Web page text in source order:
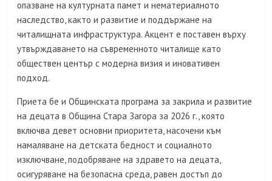
опазване на културната памет и нематериалното
наследство, както и развитие и поддържане на
читалищната инфраструктура. Акцент е поставен върху
утвърждаването на съвременното читалище като
обществен център с модерна визия и иновативен
подход.
Приета бе и Общинската програма за закрила и развитие
на децата в Община Стара Загора за 2026 г., която
включва девет основни приоритета, насочени към
намаляване на детската бедност и социалното
изключване, подобряване на здравето на децата,
осигуряване на безопасна среда, равен достъп до